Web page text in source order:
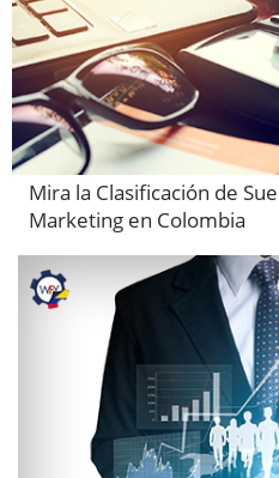
Mira la Clasificación de
Marketing en Colombia